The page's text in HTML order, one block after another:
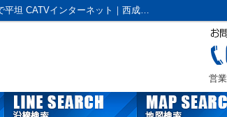
エルメゾン1st｜全居室フローリング 通風良好 ペット相談 駅まで平坦 CATVインターネット｜西成区・住之江区の賃貸｜株式会社ラビットホーム
営